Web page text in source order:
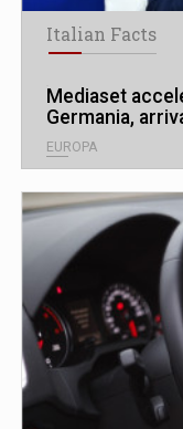
Italian Facts
Mediaset
Germania,
EUROPA